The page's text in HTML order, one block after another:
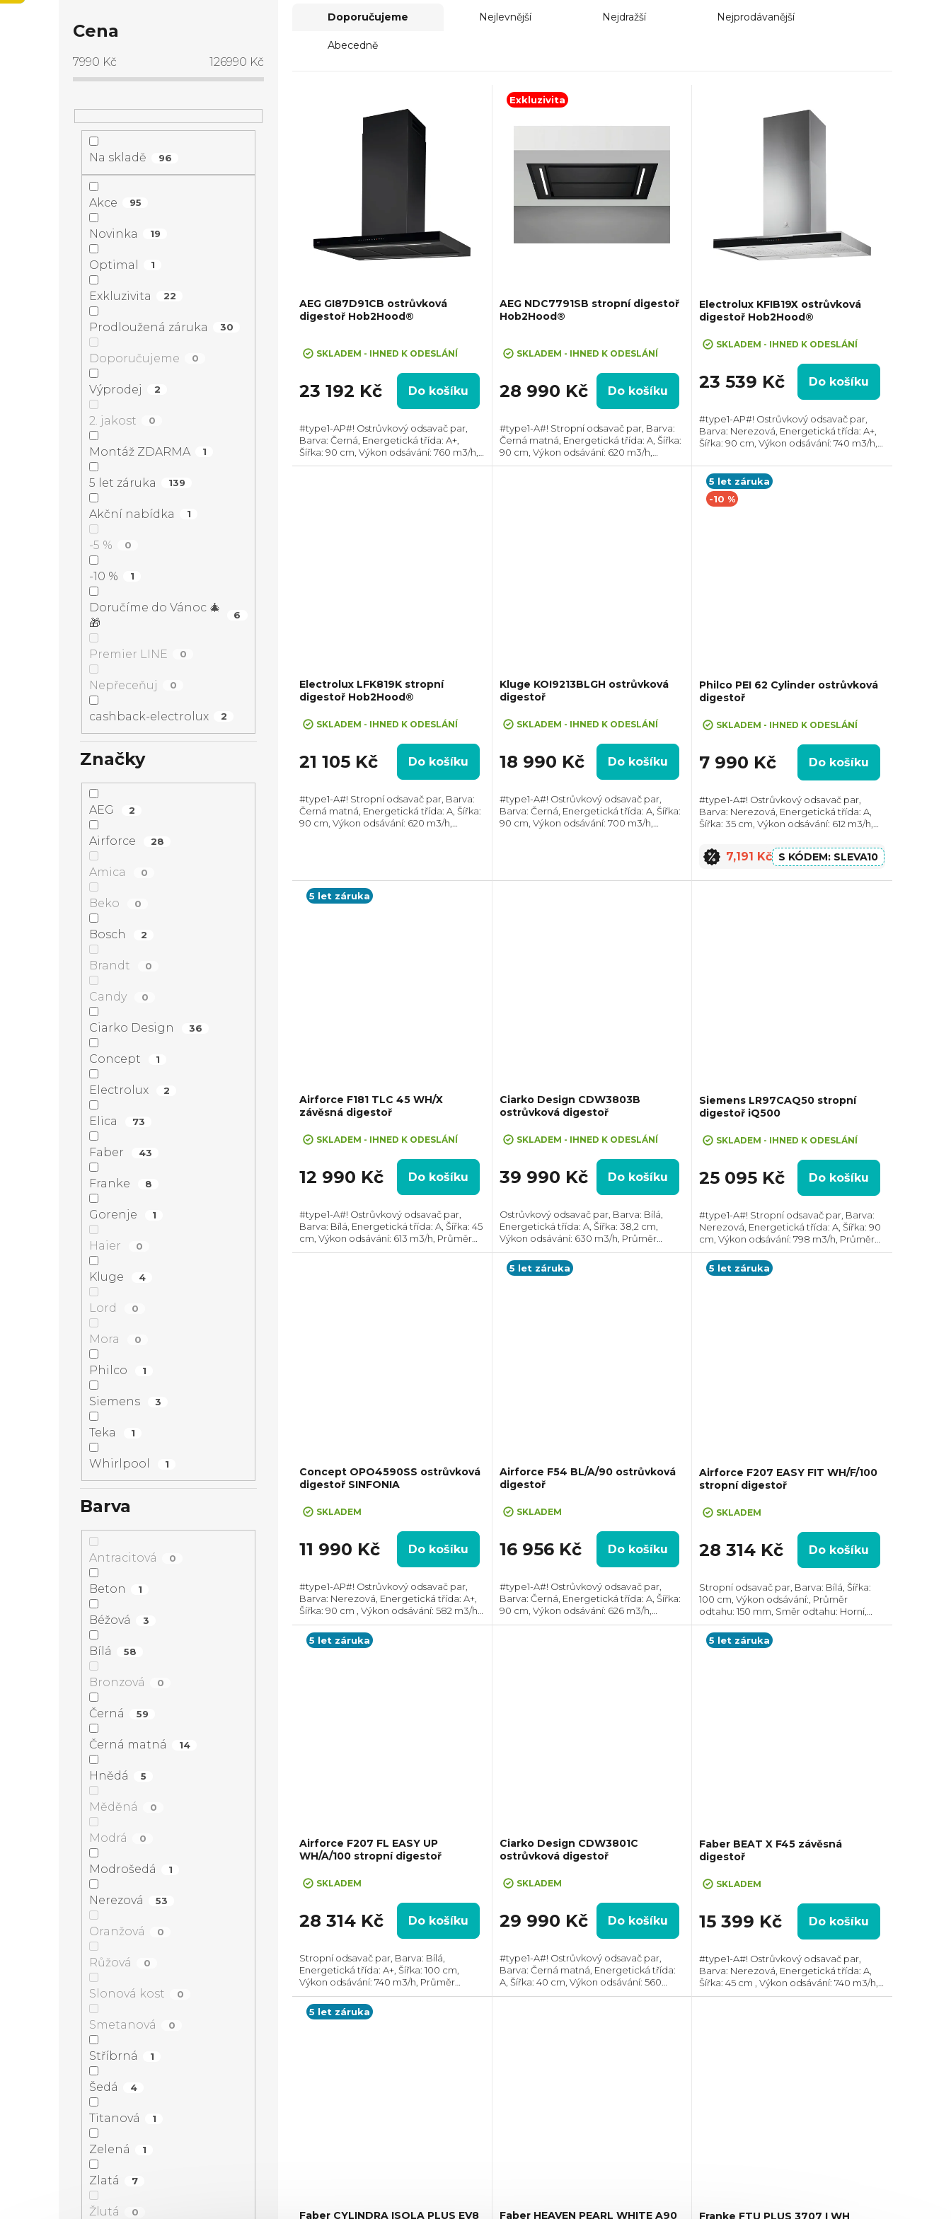
oCena
7990 Kč 126990 Kč
Na skladě 96
Akce 95
Novinka 19
Optimal 1
Exkluzivita 22
Prodloužená záruka 30
Doporučujeme 0
Výprodej 2
2. jakost 0
Montáž ZDARMA 1
5 let záruka 139
Akční nabídka 1
-5 % 0
-10 % 1
Doručíme do Vánoc 🎄
🎁
6
Premier LINE 0
Nepřeceňuj 0
cashback-electrolux 2
Značky
AEG 2
Airforce 28
Amica 0
Beko 0
Bosch 2
Brandt 0
Candy 0
Ciarko Design 36
Concept 1
Electrolux 2
Elica 73
Faber 43
Franke 8
Gorenje 1
Haier 0
Kluge 4
Lord 0
Mora 0
Philco 1
Siemens 3
Teka 1
Whirlpool 1
Barva
Antracitová 0
Beton 1
Béžová 3
Bílá 58
Bronzová 0
Černá 59
Černá matná 14
Hnědá 5
Měděná 0
Modrá 0
Modrošedá 1
Nerezová 53
Oranžová 0
Růžová 0
Slonová kost 0
Smetanová 0
Stříbrná 1
Šedá 4
Titanová 1
Zelená 1
Zlatá 7
Žlutá 0
d
u
k
t
ů
Doporučujeme Nejlevnější Nejdražší Nejprodávanější
Abecedně
r
o
d
u
k
AEG GI87D91CB ostrůvková
digestoř Hob2Hood®
hodnocení
je
5,0
5
hvězdiček.
SKLADEM - IHNED K ODESLÁNÍ
23 192 Kč Do košíku
#type1-AP#! Ostrůvkový odsavač par,
Barva: Černá, Energetická třída: A+,
Šířka: 90 cm, Výkon odsávání: 760 m3/h,
Průměr odtahu: 150 mm, Směr odtahu:
Exkluzivita
AEG NDC7791SB stropní digestoř
Hob2Hood®
hodnocení
je
5,0
5
hvězdiček.
SKLADEM - IHNED K ODESLÁNÍ
28 990 Kč Do košíku
#type1-A#! Stropní odsavač par, Barva:
Černá matná, Energetická třída: A, Šířka:
90 cm, Výkon odsávání: 620 m3/h,
Průměr odtahu: 150 mm, Směr odtahu:
Electrolux KFIB19X ostrůvková
digestoř Hob2Hood®
SKLADEM - IHNED K ODESLÁNÍ
23 539 Kč Do košíku
#type1-AP#! Ostrůvkový odsavač par,
Barva: Nerezová, Energetická třída: A+,
Šířka: 90 cm, Výkon odsávání: 740 m3/h,
Horní, Propojení s varnou deskou
Hob2Hood,...
Electrolux LFK819K stropní
digestoř Hob2Hood®
SKLADEM - IHNED K ODESLÁNÍ
21 105 Kč Do košíku
#type1-A#! Stropní odsavač par, Barva:
Černá matná, Energetická třída: A, Šířka:
90 cm, Výkon odsávání: 620 m3/h,
Kluge KOI9213BLGH ostrůvková
digestoř
SKLADEM - IHNED K ODESLÁNÍ
18 990 Kč Do košíku
#type1-A#! Ostrůvkový odsavač par,
Barva: Černá, Energetická třída: A, Šířka:
90 cm, Výkon odsávání: 700 m3/h,
5 let záruka
-10 %
Philco PEI 62 Cylinder ostrůvková
digestoř
SKLADEM - IHNED K ODESLÁNÍ
7 990 Kč Do košíku
#type1-A#! Ostrůvkový odsavač par,
Barva: Nerezová, Energetická třída: A,
Šířka: 35 cm, Výkon odsávání: 612 m3/h,
Horní, Možnost recirkulace i odtahu ven
7,191 Kč SLEVA10
5 let záruka
Airforce F181 TLC 45 WH/X
závěsná digestoř
SKLADEM - IHNED K ODESLÁNÍ
12 990 Kč Do košíku
#type1-A#! Ostrůvkový odsavač par,
Barva: Bílá, Energetická třída: A, Šířka: 45
cm, Výkon odsávání: 613 m3/h, Průměr
odtahu: 150 mm, Směr odtahu: Horní,
Ciarko Design CDW3803B
ostrůvková digestoř
SKLADEM - IHNED K ODESLÁNÍ
39 990 Kč Do košíku
Ostrůvkový odsavač par, Barva: Bílá,
Energetická třída: A, Šířka: 38,2 cm,
Výkon odsávání: 630 m3/h, Průměr
odtahu: 150 mm, Směr odtahu: Horní,
Možnost recirkulace i odtahu ven
Siemens LR97CAQ50 stropní
digestoř iQ500
SKLADEM - IHNED K ODESLÁNÍ
25 095 Kč Do košíku
#type1-A#! Stropní odsavač par, Barva:
Nerezová, Energetická třída: A, Šířka: 90
cm, Výkon odsávání: 798 m3/h, Průměr
odtahu: 150 mm, Směr odtahu: Horní,
Možnost recirkulace i odtahu ven
Concept OPO4590SS ostrůvková
digestoř SINFONIA
SKLADEM
11 990 Kč Do košíku
#type1-AP#! Ostrůvkový odsavač par,
Barva: Nerezová, Energetická třída: A+,
Šířka: 90 cm , Výkon odsávání: 582 m3/h,
Průměr odtahu: 150 mm, Směr odtahu:
Horní, Možnost recirkulace i odtahu ven
5 let záruka
Airforce F54 BL/A/90 ostrůvková
digestoř
SKLADEM
16 956 Kč Do košíku
#type1-A#! Ostrůvkový odsavač par,
Barva: Černá, Energetická třída: A, Šířka:
90 cm, Výkon odsávání: 626 m3/h,
Průměr odtahu: 150 mm, Směr odtahu:
5 let záruka
Airforce F207 EASY FIT WH/F/100
stropní digestoř
SKLADEM
28 314 Kč Do košíku
Stropní odsavač par, Barva: Bílá, Šířka:
100 cm, Výkon odsávání:, Průměr
odtahu: 150 mm, Směr odtahu: Horní,
Pouze recirkulace
5 let záruka
Airforce F207 FL EASY UP
WH/A/100 stropní digestoř
SKLADEM
28 314 Kč Do košíku
Stropní odsavač par, Barva: Bílá,
Energetická třída: A+, Šířka: 100 cm,
Výkon odsávání: 740 m3/h, Průměr
odtahu: 150 mm, Směr odtahu: Horní,
Možnost recirkulace i odtahu ven
Ciarko Design CDW3801C
ostrůvková digestoř
SKLADEM
29 990 Kč Do košíku
#type1-A#! Ostrůvkový odsavač par,
Barva: Černá matná, Energetická třída:
A, Šířka: 40 cm, Výkon odsávání: 560
m3/h, Průměr odtahu: 150 mm, Směr
5 let záruka
Faber BEAT X F45 závěsná
digestoř
SKLADEM
15 399 Kč Do košíku
#type1-A#! Ostrůvkový odsavač par,
Barva: Nerezová, Energetická třída: A,
Šířka: 45 cm , Výkon odsávání: 740 m3/h,
Průměr odtahu: 150 mm, Směr odtahu:
5 let záruka
Faber CYLINDRA ISOLA PLUS EV8 Faber HEAVEN PEARL WHITE A90 Franke FTU PLUS 3707 I WH